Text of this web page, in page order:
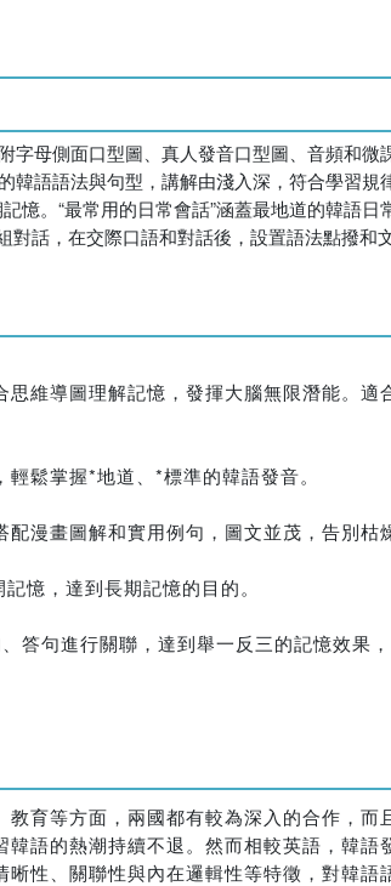
字母側面口型圖、真人發音口型圖、音頻和微
語語法與句型，講解由淺入深，符合學習規
憶。“最常用的日常會話”涵蓋最地道的韓語日
話，在交際口語和對話後，設置語法點撥和
維導圖理解記憶，發揮大腦無限潛能。適
鬆掌握*地道、*標準的韓語發音。
漫畫圖解和實用例句，圖文並茂，告別枯
憶，達到長期記憶的目的。
答句進行關聯，達到舉一反三的記憶效果
育等方面，兩國都有較為深入的合作，而
語的熱潮持續不退。然而相較英語，韓語
性、關聯性與內在邏輯性等特徵，對韓語